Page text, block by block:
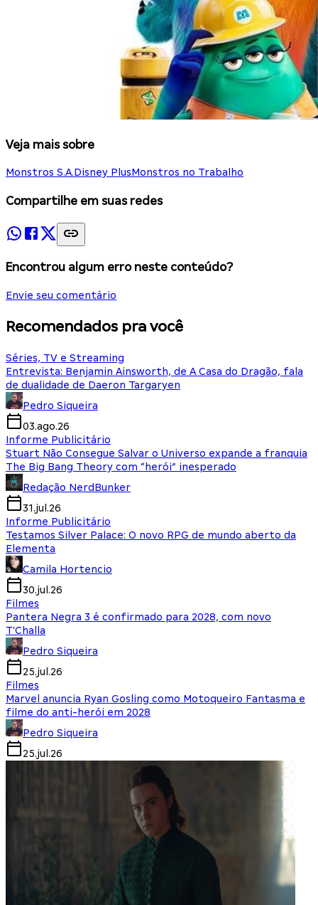
Veja mais sobre
Monstros S.A.Disney PlusMonstros no Trabalho
Compartilhe em suas redes
Encontrou algum erro neste conteúdo?
Envie seu comentário
Recomendados pra você
Séries, TV e Streaming
Entrevista: Benjamin Ainsworth, de A Casa do Dragão, fala
de dualidade de Daeron Targaryen
Pedro Siqueira
03.ago.26
Informe Publicitário
Stuart Não Consegue Salvar o Universo expande a franquia
The Big Bang Theory com “herói” inesperado
Redação NerdBunker
31.jul.26
Informe Publicitário
Testamos Silver Palace: O novo RPG de mundo aberto da
Elementa
Camila Hortencio
30.jul.26
Filmes
Pantera Negra 3 é confirmado para 2028, com novo
T'Challa
Pedro Siqueira
25.jul.26
Filmes
Marvel anuncia Ryan Gosling como Motoqueiro Fantasma e
filme do anti-herói em 2028
Pedro Siqueira
25.jul.26